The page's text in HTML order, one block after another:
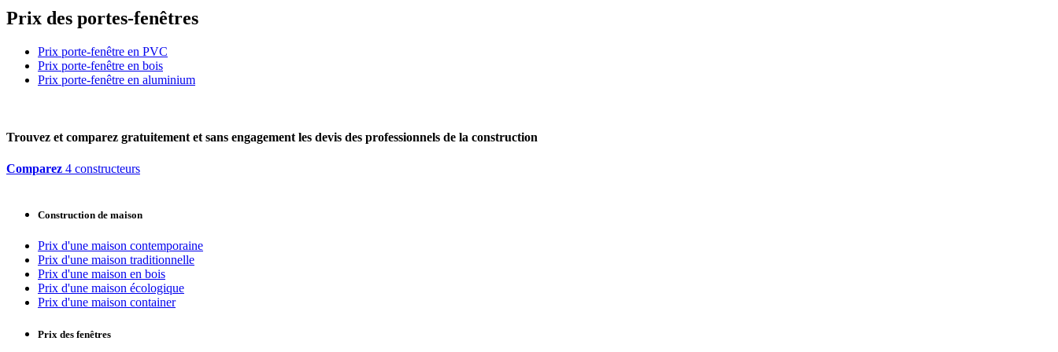
Prix des portes-fenêtres
Prix porte-fenêtre en PVC
Prix porte-fenêtre en bois
Prix porte-fenêtre en aluminium
Trouvez et comparez gratuitement et sans engagement les devis des professionnels de la construction
Comparez 4 constructeurs
Construction de maison
Prix d'une maison contemporaine
Prix d'une maison traditionnelle
Prix d'une maison en bois
Prix d'une maison écologique
Prix d'une maison container
Prix des fenêtres